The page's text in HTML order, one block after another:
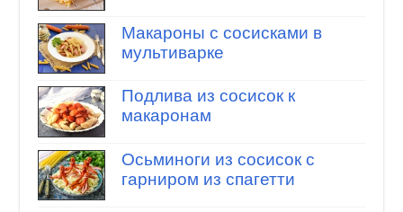
Макароны с сосисками в
мультиварке
Подлива из сосисок к
макаронам
Осьминоги из сосисок с
гарниром из спагетти